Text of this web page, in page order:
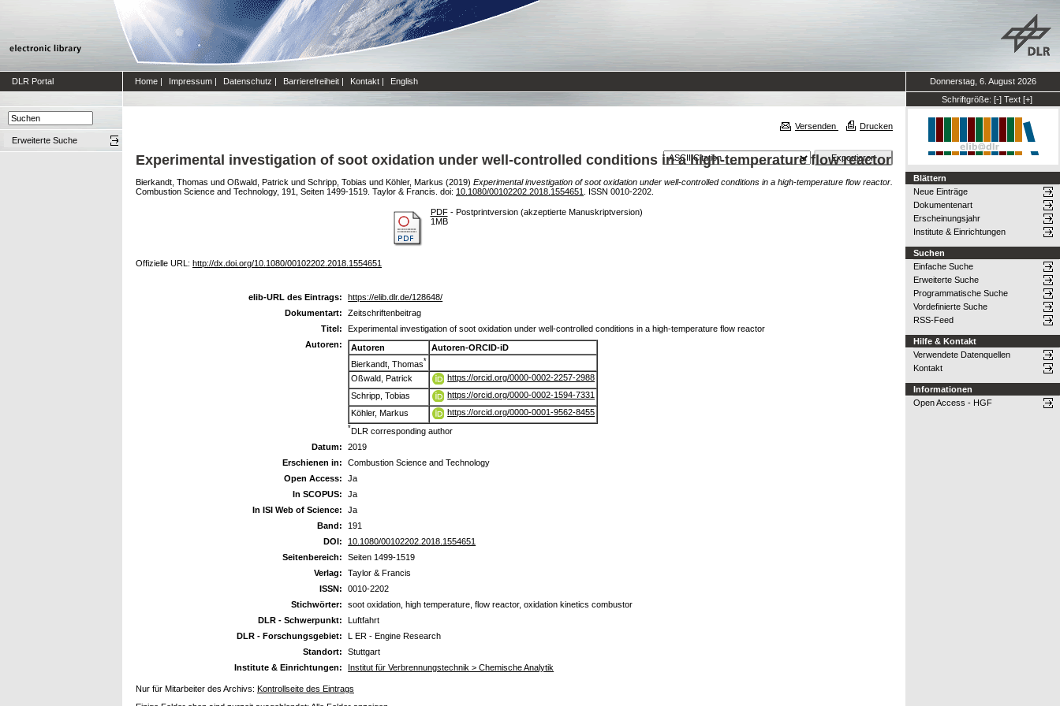
DLR Portal Home | Impressum | Datenschutz | Barrierefreiheit | Kontakt | English
Donnerstag, 6. August 2026
Schriftgröße: [-] Text [+]
Erweiterte Suche
Versenden Drucken
Experimental investigation of soot oxidation under well-controlled conditions in a high-temperature flow reactor
Bierkandt, Thomas und Oßwald, Patrick und Schripp, Tobias und Köhler, Markus (2019) Experimental investigation of soot oxidation under well-controlled conditions in a high-temperature flow reactor.
Combustion Science and Technology, 191, Seiten 1499-1519. Taylor & Francis. doi: 10.1080/00102202.2018.1554651 . ISSN 0010-2202.
PDF- Postprintversion (akzeptierte Manuskriptversion)
1MB
Offizielle URL: http://dx.doi.org/10.1080/00102202.2018.1554651
elib-URL des Eintrags:
https://elib.dlr.de/128648/
Dokumentart:
Zeitschriftenbeitrag
Titel:
Experimental investigation of soot oxidation under well-controlled conditions in a high-temperature flow reactor
Autoren:
Autoren
Autoren-ORCID-iD
Bierkandt, Thomas*
Oßwald, Patrick
https://orcid.org/0000-0002-2257-2988
Schripp, Tobias
https://orcid.org/0000-0002-1594-7331
Köhler, Markus
https://orcid.org/0000-0001-9562-8455
*DLR corresponding author
Datum:
2019
Erschienen in:
Combustion Science and Technology
Open Access:
Ja
In SCOPUS:
Ja
In ISI Web of Science:
Ja
Band:
191
DOI:
10.1080/00102202.2018.1554651
Seitenbereich:
Seiten 1499-1519
Verlag:
Taylor & Francis
ISSN:
0010-2202
Stichwörter:
soot oxidation, high temperature, flow reactor, oxidation kinetics combustor
DLR - Schwerpunkt:
Luftfahrt
DLR - Forschungsgebiet:
L ER - Engine Research
Standort:
Stuttgart
Institute & Einrichtungen:
Institut für Verbrennungstechnik > Chemische Analytik
Nur für Mitarbeiter des Archivs: Kontrollseite des Eintrags
Blättern
Neue Einträge
Dokumentenart
Erscheinungsjahr
Institute & Einrichtungen
Suchen
Einfache Suche
Erweiterte Suche
Programmatische Suche
Vordefinierte Suche
RSS-Feed
Hilfe & Kontakt
Verwendete Datenquellen
Kontakt
Informationen
Open Access - HGF